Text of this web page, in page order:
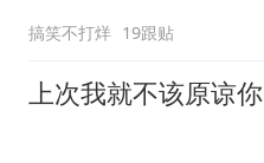
搞笑不打烊 19跟贴
上次我就不该原谅你